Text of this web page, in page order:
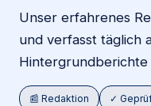
Unser erfahrenes
und verfasst täglich
📰 Redaktion ✓